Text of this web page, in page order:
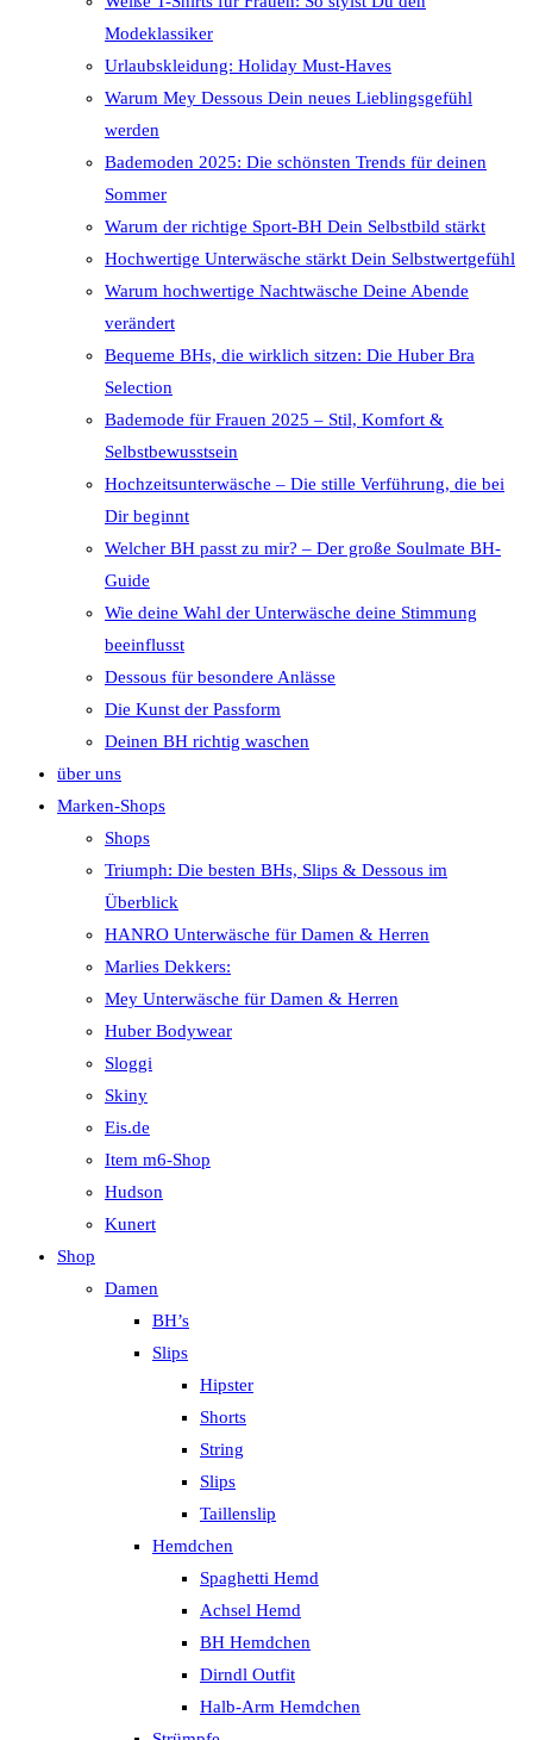
Modeklassiker
Urlaubskleidung: Holiday Must-Haves
Warum Mey Dessous Dein neues Lieblingsgefühl
werden
Bademoden 2025: Die schönsten Trends für deinen
Sommer
Warum der richtige Sport-BH Dein Selbstbild stärkt
Hochwertige Unterwäsche stärkt Dein Selbstwertgefühl
Warum hochwertige Nachtwäsche Deine Abende
verändert
Bequeme BHs, die wirklich sitzen: Die Huber Bra
Selection
Bademode für Frauen 2025 – Stil, Komfort &
Selbstbewusstsein
Hochzeitsunterwäsche – Die stille Verführung, die bei
Dir beginnt
Welcher BH passt zu mir? – Der große Soulmate BH-
Guide
Wie deine Wahl der Unterwäsche deine Stimmung
beeinflusst
Dessous für besondere Anlässe
Die Kunst der Passform
Deinen BH richtig waschen
über uns
Marken-Shops
Shops
Triumph: Die besten BHs, Slips & Dessous im
Überblick
HANRO Unterwäsche für Damen & Herren
Marlies Dekkers:
Mey Unterwäsche für Damen & Herren
Huber Bodywear
Sloggi
Skiny
Eis.de
Item m6-Shop
Hudson
Kunert
Shop
Damen
BH’s
Slips
Hipster
Shorts
String
Slips
Taillenslip
Hemdchen
Spaghetti Hemd
Achsel Hemd
BH Hemdchen
Dirndl Outfit
Halb-Arm Hemdchen